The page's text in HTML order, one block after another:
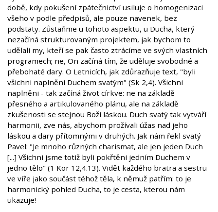
době, kdy pokušení zpátečnictví usiluje o homogenizaci
všeho v podle předpisů, ale pouze navenek, bez
podstaty. Zůstaňme u tohoto aspektu, u Ducha, který
nezačíná strukturovaným projektem, jak bychom to
udělali my, kteří se pak často ztrácíme ve svých vlastních
programech; ne, On začíná tím, že uděluje svobodné a
přebohaté dary. O Letnicích, jak zdůrazňuje text, "byli
všichni naplněni Duchem svatým" (Sk 2,4). Všichni
naplněni - tak začíná život církve: ne na základě
přesného a artikulovaného plánu, ale na základě
zkušenosti se stejnou Boží láskou. Duch svatý tak vytváří
harmonii, zve nás, abychom prožívali úžas nad jeho
láskou a dary přítomnými v druhých. Jak nám řekl svatý
Pavel: "Je mnoho různých charismat, ale jen jeden Duch
[...] Všichni jsme totiž byli pokřtěni jedním Duchem v
jedno tělo" (1 Kor 12,4.13). Vidět každého bratra a sestru
ve víře jako součást téhož těla, k němuž patřím: to je
harmonický pohled Ducha, to je cesta, kterou nám
ukazuje!